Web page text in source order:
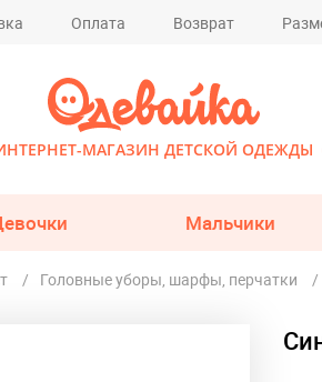
Оплата Возврат
МАГАЗИН ДЕТСКОЙ ОДЕЖДЫ
Мальчики
Головные уборы, шарфы, перчатки